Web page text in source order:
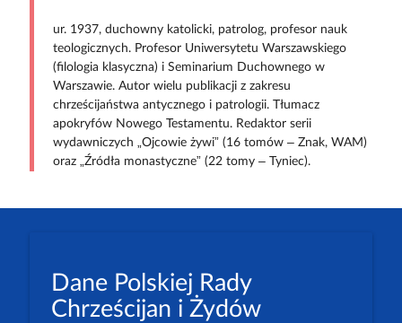
ur. 1937, duchowny katolicki, patrolog, profesor nauk
teologicznych. Profesor Uniwersytetu Warszawskiego
(filologia klasyczna) i Seminarium Duchownego w
Warszawie. Autor wielu publikacji z zakresu
chrześcijaństwa antycznego i patrologii. Tłumacz
apokryfów Nowego Testamentu. Redaktor serii
wydawniczych „Ojcowie żywi” (16 tomów – Znak, WAM)
oraz „Źródła monastyczne” (22 tomy – Tyniec).
Dane Polskiej Rady
Chrześcijan i Żydów